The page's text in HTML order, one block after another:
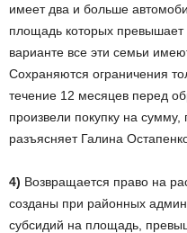
имеет два и больше
площадь которых
варианте все эти семьи
Сохраняются ограничения
течение 12 месяцев перед
произвели покупку на
разъясняет Галина
4) Возвращается право на
созданы при районных
субсидий на площадь,